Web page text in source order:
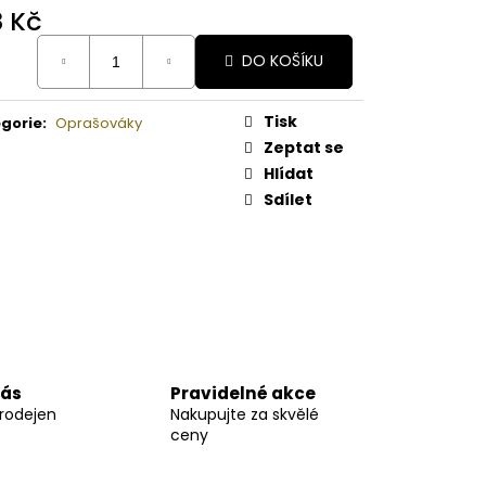
Kč
DO KOŠÍKU
: Oprašováky
Tisk
Zeptat se
Hlídat
Sdílet
Pravidelné akce
Nakupujte za skvělé
ceny
MELOUN ORGANICKÉ
BAMBUCKÉ MÁSLO